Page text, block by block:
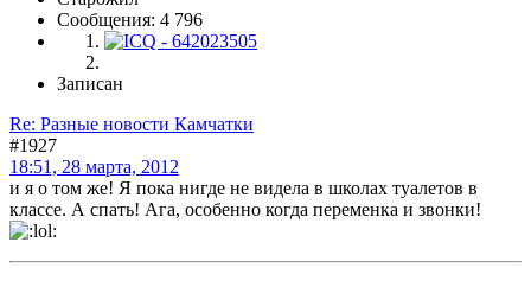
Сообщения: 4 796
Записан
Re: Разные новости Камчатки
#1927
18:51, 28 марта, 2012
и я о том же! Я пока нигде не видела в школах туалетов в
классе. А спать! Ага, особенно когда переменка и звонки!